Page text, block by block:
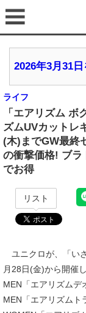
2026年3月31
ライフ
「エアリズム ボ
ズムUVカットレ
(木)までGW最終
の衝撃価格! ブラ
でお得
リスト
ユニクロが、「い
月28日(金)から開催
MEN「エアリズムデ
MEN「エアリズムト